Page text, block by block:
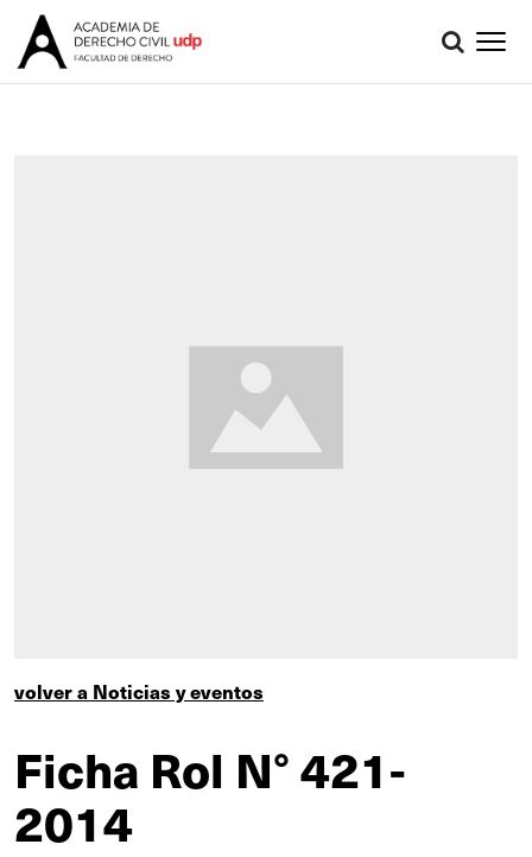
volver a Noticias y eventos
Ficha Rol N° 421-
2014